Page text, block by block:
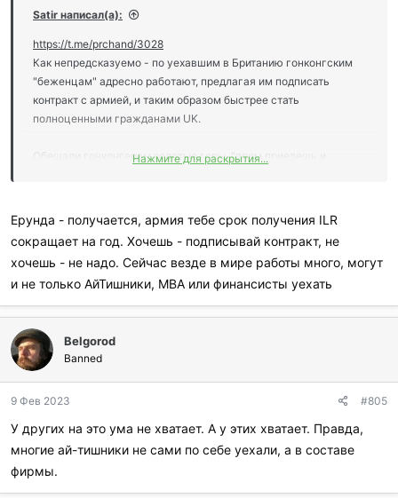
и
и
:
Satir написал(а):
https://t.me/prchand/3028
Как непредсказуемо - по уехавшим в Британию гонконгским
"беженцам" адресно работают, предлагая им подписать
контракт с армией, и таким образом быстрее стать
полноценными гражданами UK.
Обещали гонконгерам золотые горы, "прям приедешь и
паспортами станете настоящими британцами", по факту ничего
особо не упростили, надо 60 месяцев легального пребывания
+ 1 год в статусе кандидата для подачи на гражданство, итого 6
годиков до появления лишь возможности заявиться на
паспорт UK - но не унывайте, ребята, через армейский контракт
всё сокращается до 4 лет.
В сказках-то как обычно, "уехали лучшие люди, айтишники и
финансисты с 2-3 высшими образованиями и MBA, 4-5
разговорными языками", в реальности народ проедает
сбережения, на работу по паспорту BNO не берут (ну или на
позиций и уровень дохода таким себе), относятся не как к
Особо Качественным Гонконгерам, а "слыш, китаец". Ну и
после массового уныния вжух - и вкидывают такую схемку.
Нажмите для раскрытия...
Ерунда - получается, армия тебе срок получения ILR
сокращает на год. Хочешь - подписывай контракт, не
хочешь - не надо. Сейчас везде в мире работы много, могут
и не только АйТишники, МВА или финансисты уехать
Belgorod
Banned
9 Фев 2023 #805
У других на это ума не хватает. А у этих хватает. Правда,
многие ай-тишники не сами по себе уехали, а в составе
фирмы.